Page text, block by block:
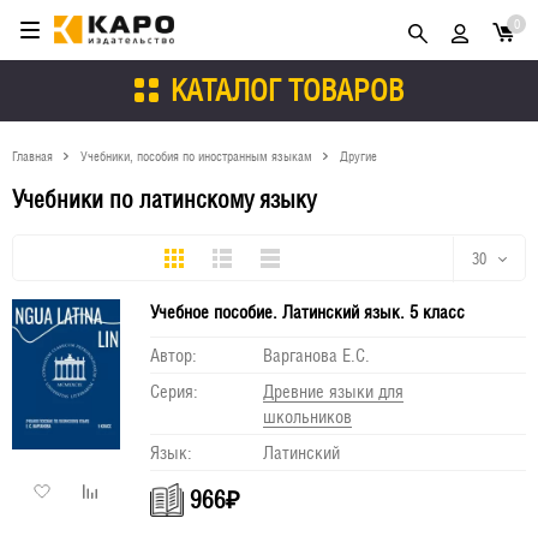
КАТАЛОГ ТОВАРОВ
0
Главная Учебники, пособия по иностранным языкам Другие
Учебники по латинскому языку
Плитка ПодробноКомпактно 30
30
Учебное пособие. Латинский язык. 5 класс
Автор:
Варганова Е.С.
Серия:
Древние языки для
школьников
Язык:
Латинский
966₽